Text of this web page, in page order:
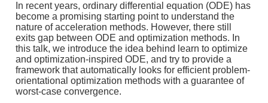
In recent years, ordinary differential equation (ODE) has
become a promising starting point to understand the
nature of acceleration methods. However, there still
exits gap between ODE and optimization methods. In
this talk, we introduce the idea behind learn to optimize
and optimization-inspired ODE, and try to provide a
framework that automatically looks for efficient problem-
orientational optimization methods with a guarantee of
worst-case convergence.